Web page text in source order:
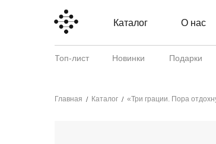
Каталог О нас
Новинки Подарки
Топ-лист
Главная / Каталог / «Три грации. Пора